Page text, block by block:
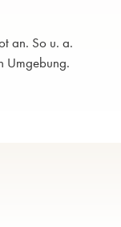
an. So u. a.
Umgebung.